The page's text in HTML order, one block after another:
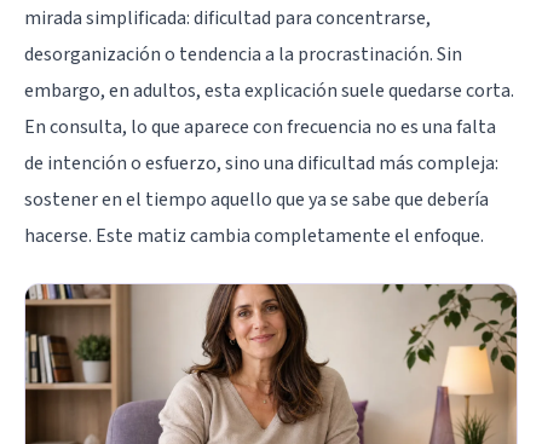
mirada simplificada: dificultad para concentrarse,
desorganización o tendencia a la procrastinación. Sin
embargo, en adultos, esta explicación suele quedarse corta.
En consulta, lo que aparece con frecuencia no es una falta
de intención o esfuerzo, sino una dificultad más compleja:
sostener en el tiempo aquello que ya se sabe que debería
hacerse. Este matiz cambia completamente el enfoque.